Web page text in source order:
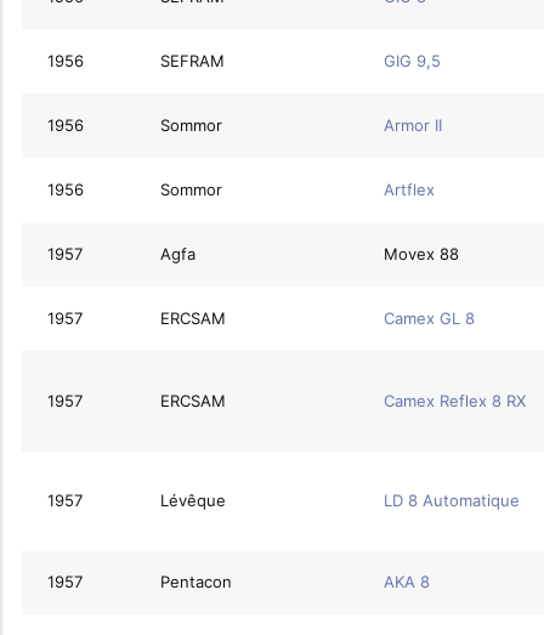
1956 SEFRAM GIG 9,5
1956 Sommor Armor II
1956 Sommor Artflex
1957 Agfa Movex 88
1957 ERCSAM Camex GL 8
1957 ERCSAM Camex Reflex 8 RX
1957 Lévêque LD 8 Automatique
1957 Pentacon AKA 8